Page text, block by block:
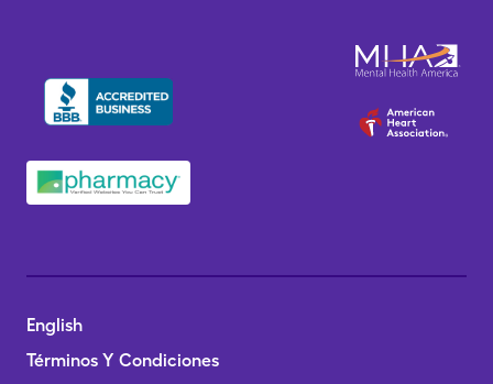
English
Términos Y Condiciones